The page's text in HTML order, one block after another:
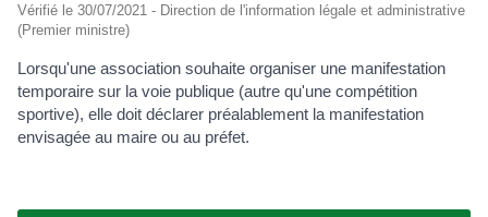
Vérifié le 30/07/2021 - Direction de l'information légale et administrative
(Premier ministre)
Lorsqu'une association souhaite organiser une manifestation
temporaire sur la voie publique (autre qu'une compétition
sportive), elle doit déclarer préalablement la manifestation
envisagée au maire ou au préfet.